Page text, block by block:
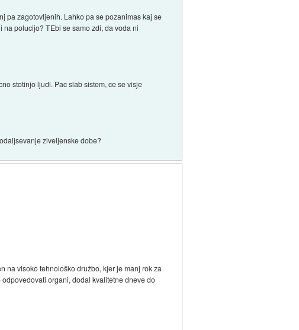
pa zagotovljenih. Lahko pa se pozanimas kaj se
polucijo? TEbi se samo zdi, da voda ni
stotinjo ljudi. Pac slab sistem, ce se visje
ziveljenske dobe?
na visoko tehnološko družbo, kjer je manj rok za
organi, dodal kvalitetne dneve do